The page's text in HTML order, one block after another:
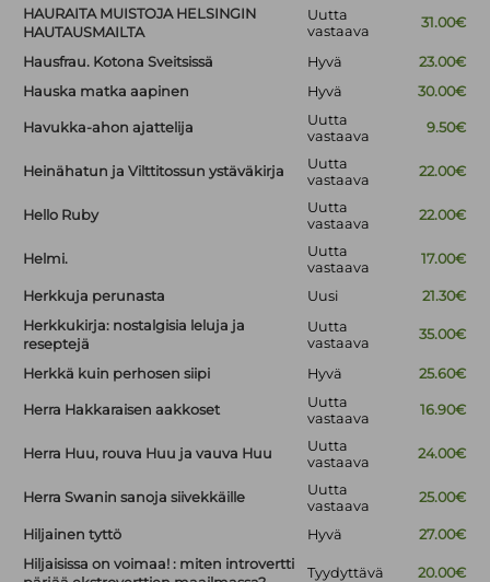
HAURAITA MUISTOJA HELSINGIN
HAUTAUSMAILTA
Uutta
vastaava
31.00€
Hausfrau. Kotona Sveitsissä Hyvä
23.00€
Hauska matka aapinen
Hyvä 30.00€
Havukka-ahon ajattelija
Uutta
vastaava
9.50€
Heinähatun ja Vilttitossun ystäväkirja
Uutta
vastaava
22.00€
Hello Ruby
Uutta
vastaava
22.00€
Helmi.
Uutta
vastaava
17.00€
Herkkuja perunasta Uusi
21.30€
Herkkukirja: nostalgisia leluja ja
reseptejä
Uutta
vastaava
35.00€
Herkkä kuin perhosen siipi Hyvä 25.60€
Herra Hakkaraisen aakkoset
Uutta
vastaava
16.90€
Herra Huu, rouva Huu ja vauva Huu
Uutta
vastaava
24.00€
Herra Swanin sanoja siivekkäille
Uutta
vastaava
25.00€
Hiljainen tyttö Hyvä
27.00€
Hiljaisissa on voimaa! : miten introvertti
Tyydyttävä 20.00€